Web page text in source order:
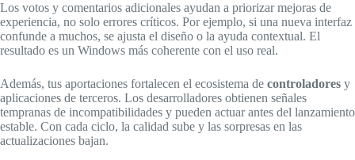
Los votos y comentarios adicionales ayudan a priorizar mejoras de
experiencia, no solo errores críticos. Por ejemplo, si una nueva interfaz
confunde a muchos, se ajusta el diseño o la ayuda contextual. El
resultado es un Windows más coherente con el uso real.
Además, tus aportaciones fortalecen el ecosistema de controladores y
aplicaciones de terceros. Los desarrolladores obtienen señales
tempranas de incompatibilidades y pueden actuar antes del lanzamiento
estable. Con cada ciclo, la calidad sube y las sorpresas en las
actualizaciones bajan.